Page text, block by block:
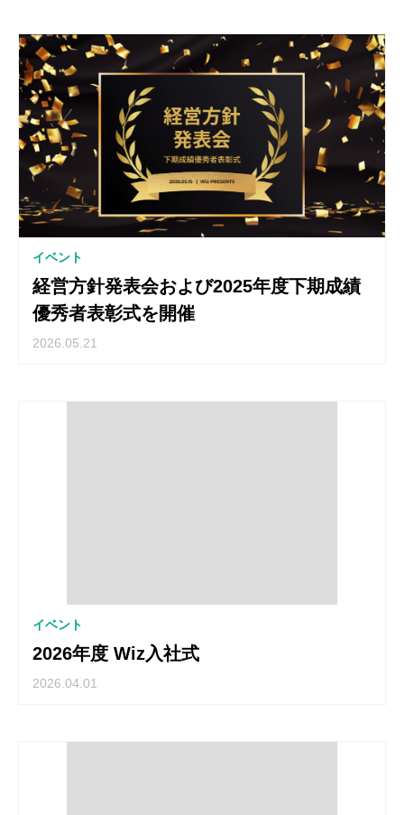
イベント
経営方針発表会および2025年度下期成績
優秀者表彰式を開催
2026.05.21
イベント
2026年度 Wiz入社式
2026.04.01